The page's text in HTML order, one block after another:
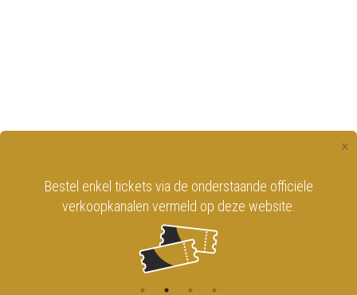
×
Bestel enkel tickets via de onderstaande officiële
verkoopkanalen vermeld op deze website.